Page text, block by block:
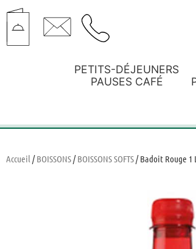
PETITS-DÉJEUNERS
PAUSES CAFÉ
Accueil /BOISSONS/BOISSONS SOFTS/ Badoit Rouge 1